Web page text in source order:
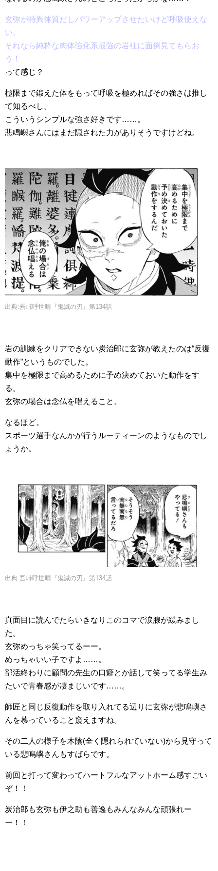
玄弥が特異体質だしパワーアップさせたいけど呼吸使えな
い。
それなら純粋な肉体強化系最強の岩柱に面倒見てもらお
う！
って感じ？
極限まで鍛えた体をもって呼吸を極めればその強さは推し
て知るべし。
こういうシンプルな強さ好きです……。
悲鳴嶼さんにはまだ隠された力がありそうですけどね。
出典:吾峠呼世晴『鬼滅の刃』第134話
岩の訓練をクリアできない炭治郎に玄弥が教えたのは“反復
動作”というものでした。
集中を極限まで高めるために予め決めておいた動作をす
る。
玄弥の場合は念仏を唱えること。
なるほど。
スポーツ選手なんかが行うルーティーンのようなものでし
ょうか。
出典:吾峠呼世晴『鬼滅の刃』第134話
真面目に読んでたらいきなりこのコマで涙腺が緩みまし
た。
玄弥めっちゃ笑ってるーー。
めっちゃいい子ですよ……。
部活終わりに顧問の先生の口癖とか話して笑ってる学生み
たいで青春感が凄まじいです……。
師匠と同じ反復動作を取り入れてる辺りに玄弥が悲鳴嶼さ
んを慕っていること窺えますね。
その二人の様子を木陰(全く隠れられていない)から見守って
いる悲鳴嶼さんもすばらです。
前回と打って変わってハートフルなアットホーム感すごい
ぞ！！
炭治郎も玄弥も伊之助も善逸もみんなみんな頑張れー
ー！！